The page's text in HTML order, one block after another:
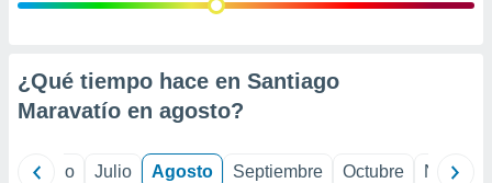
e
mediante
¿Qué tiempo hace en Santiago
Maravatío en agosto?
Junio Julio Agosto Septiembre Octubre